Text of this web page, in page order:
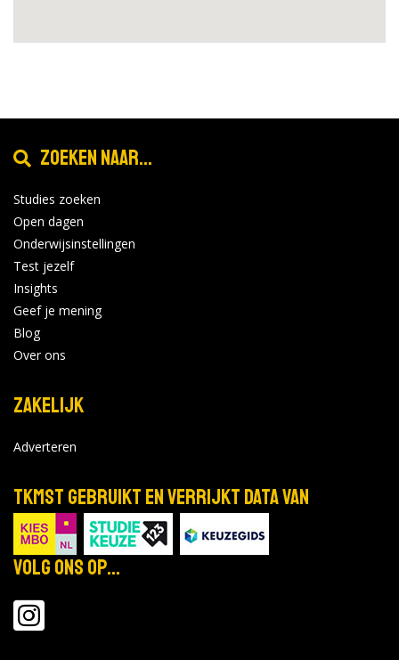
Zoeken naar...
Studies zoeken
Open dagen
Onderwijsinstellingen
Test jezelf
Insights
Geef je mening
Blog
Over ons
Zakelijk
Adverteren
TKMST gebruikt en verrijkt data van
Volg ons op...